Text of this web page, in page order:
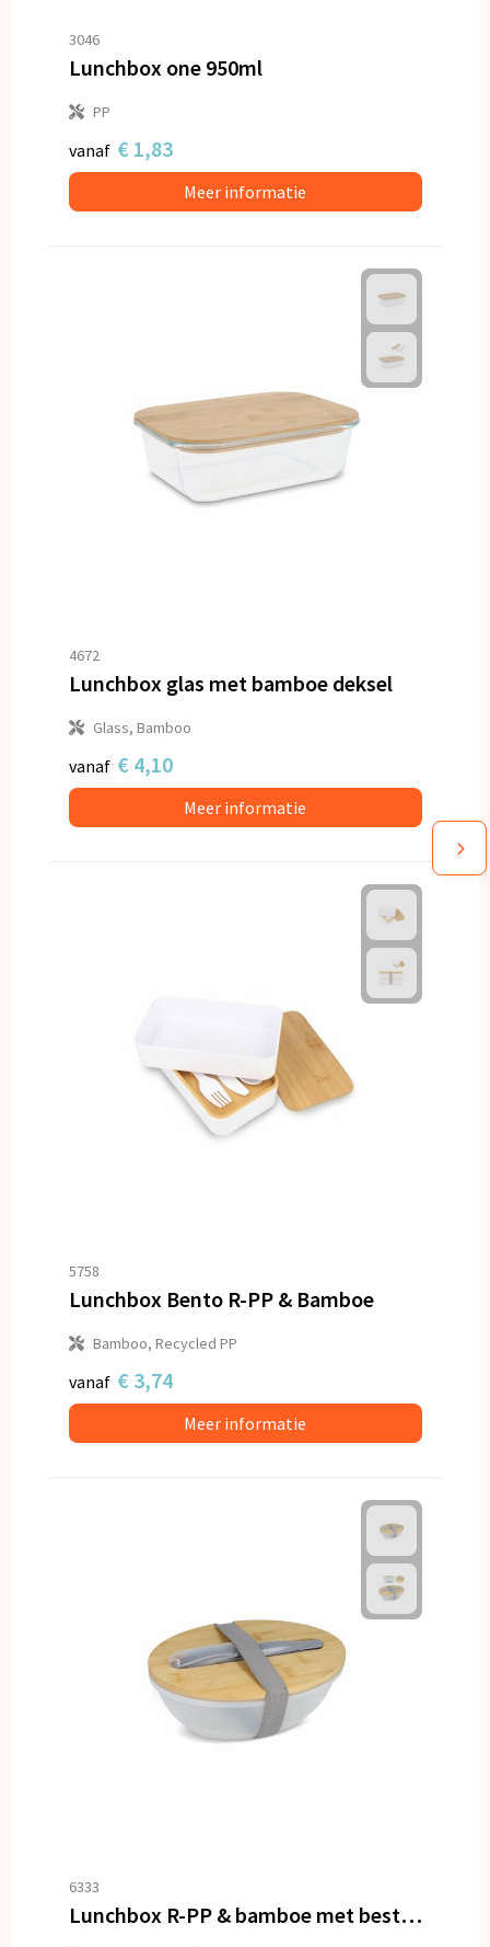
3046
Lunchbox one 950ml
PP
vanaf € 1,83
Meer informatie
4672
Lunchbox glas met bamboe deksel
Glass, Bamboo
vanaf € 4,10
Meer informatie
5758
Lunchbox Bento R-PP & Bamboe
Bamboo, Recycled PP
vanaf € 3,74
Meer informatie
6333
Lunchbox R-PP & bamboe met bestek - 1L